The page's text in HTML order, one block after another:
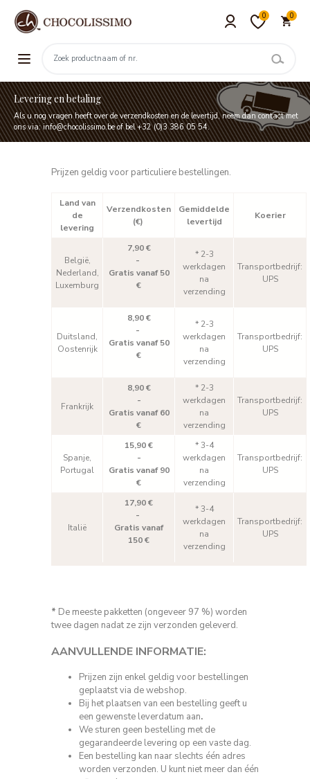
0 0
Levering en betaling
Als u nog vragen heeft over de verzendkosten en de levertijd, neem dan contact met
ons via: info@chocolissimo.be of bel +32 (0)3 386 05 54.
Prijzen geldig voor particuliere bestellingen.
Land van
de
levering
Verzendkosten
(€)
Gemiddelde
levertijd
Koerier
België,
Nederland,
Luxemburg
7,90 €
-
Gratis vanaf 50
€
* 2-3
werkdagen
na
verzending
Transportbedrijf:
UPS
Duitsland,
Oostenrijk
8,90 €
-
Gratis vanaf 50
€
* 2-3
werkdagen
na
verzending
Transportbedrijf:
UPS
Frankrijk
8,90 €
-
Gratis vanaf 60
€
* 2-3
werkdagen
na
verzending
Transportbedrijf:
UPS
Spanje,
Portugal
15,90 €
-
Gratis vanaf 90
€
* 3-4
werkdagen
na
verzending
Transportbedrijf:
UPS
Italië
17,90 €
-
Gratis vanaf
150 €
* 3-4
werkdagen
na
verzending
Transportbedrijf:
UPS
* De meeste pakketten (ongeveer 97 %) worden
twee dagen nadat ze zijn verzonden geleverd.
AANVULLENDE INFORMATIE:
Prijzen zijn enkel geldig voor bestellingen
geplaatst via de webshop.
Bij het plaatsen van een bestelling geeft u
een gewenste leverdatum aan.
We sturen geen bestelling met de
gegarandeerde levering op een vaste dag.
Een bestelling kan naar slechts één adres
worden verzonden. U kunt niet meer dan één